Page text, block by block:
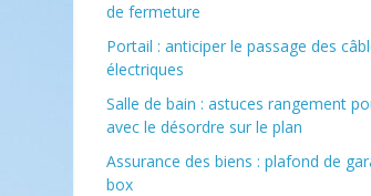
de fermeture
Portail : anticiper le passage des
électriques
Salle de bain : astuces rangement
avec le désordre sur le plan
Assurance des biens : plafond de
box